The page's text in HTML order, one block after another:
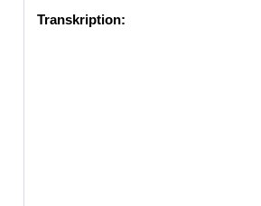
Transkription: